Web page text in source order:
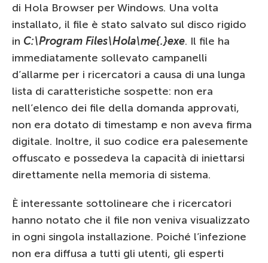
di Hola Browser per Windows. Una volta
installato, il file è stato salvato sul disco rigido
in C:\Program Files\Hola\me{.}exe. Il file ha
immediatamente sollevato campanelli
d’allarme per i ricercatori a causa di una lunga
lista di caratteristiche sospette: non era
nell’elenco dei file della domanda approvati,
non era dotato di timestamp e non aveva firma
digitale. Inoltre, il suo codice era palesemente
offuscato e possedeva la capacità di iniettarsi
direttamente nella memoria di sistema.
È interessante sottolineare che i ricercatori
hanno notato che il file non veniva visualizzato
in ogni singola installazione. Poiché l’infezione
non era diffusa a tutti gli utenti, gli esperti